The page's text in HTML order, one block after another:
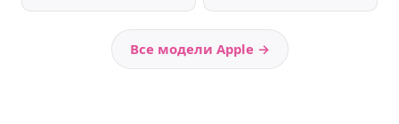
Все модели Apple →